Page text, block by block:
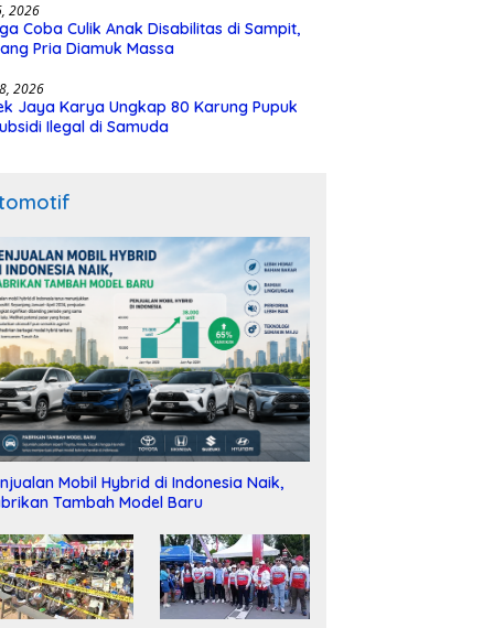
2026
Coba Culik Anak Disabilitas di Sampit,
Pria Diamuk Massa
2026
Jaya Karya Ungkap 80 Karung Pupuk
Ilegal di Samuda
Mobil Hybrid di Indonesia Naik,
Tambah Model Baru